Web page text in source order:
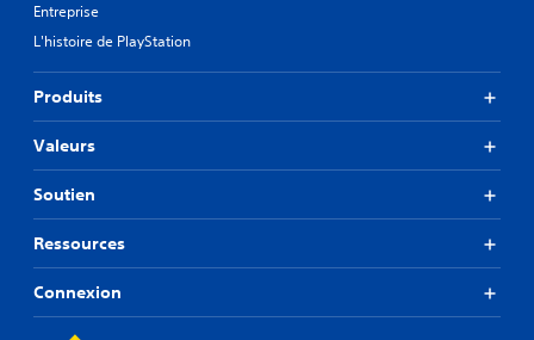
Entreprise
L'histoire de PlayStation
Produits
Valeurs
Soutien
Ressources
Connexion